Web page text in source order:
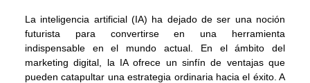
La inteligencia artificial (IA) ha dejado de ser una noción
futurista para convertirse en una herramienta
indispensable en el mundo actual. En el ámbito del
marketing digital, la IA ofrece un sinfín de ventajas que
pueden catapultar una estrategia ordinaria hacia el éxito. A